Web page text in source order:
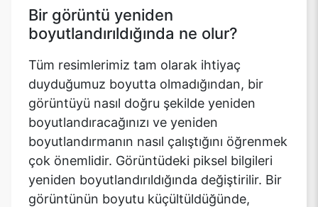
Bir görüntü yeniden
boyutlandırıldığında ne olur?
Tüm resimlerimiz tam olarak ihtiyaç
duyduğumuz boyutta olmadığından, bir
görüntüyü nasıl doğru şekilde yeniden
boyutlandıracağınızı ve yeniden
boyutlandırmanın nasıl çalıştığını öğrenmek
çok önemlidir. Görüntüdeki piksel bilgileri
yeniden boyutlandırıldığında değiştirilir. Bir
görüntünün boyutu küçültüldüğünde,